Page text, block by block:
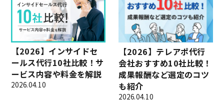
【2026】インサイドセ
ールス代行10社比較！サ
ービス内容や料金を解説
2026.04.10
【2026】テレアポ代行
会社おすすめ10社比較！
成果報酬など選定のコツ
も紹介
2026.04.10